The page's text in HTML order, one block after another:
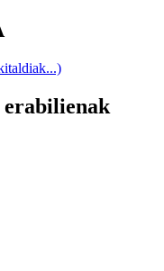
erabilienak